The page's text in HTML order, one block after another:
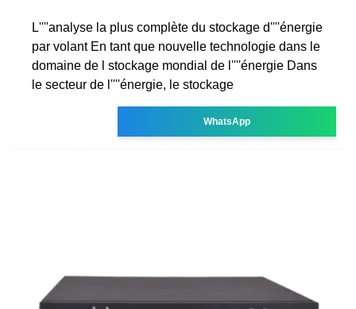
L''''analyse la plus complète du stockage d''''énergie
par volant En tant que nouvelle technologie dans le
domaine de l stockage mondial de l''''énergie Dans
le secteur de l''''énergie, le stockage
WhatsApp